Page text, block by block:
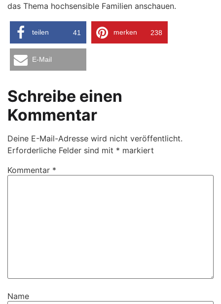
das Thema hochsensible Familien anschauen.
teilen 41 merken 238
E-Mail
Schreibe einen
Kommentar
Deine E-Mail-Adresse wird nicht veröffentlicht.
Erforderliche Felder sind mit * markiert
Kommentar *
Name